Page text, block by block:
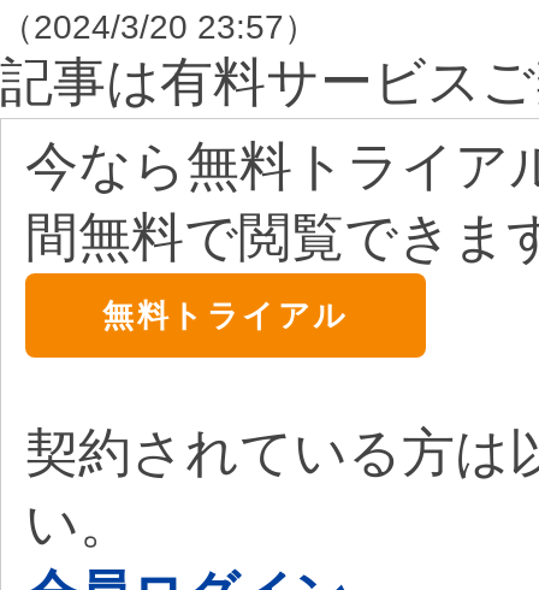
（2024/3/20 23:57）
記事は有料サービス
今なら無料トライア
間無料で閲覧できま
無料トライアル
契約されている方は
い。